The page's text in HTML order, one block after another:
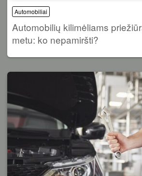
Automobiliai
Automobilių kilimėliams
metu: ko nepamiršti?